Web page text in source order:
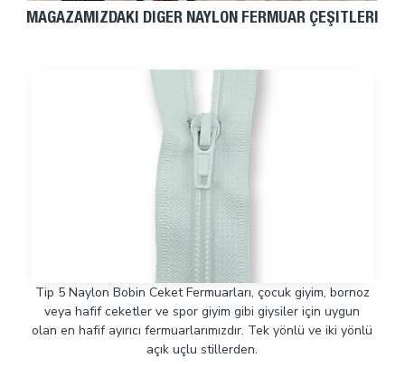
MAĞAZAMIZDAKI DIĞER NAYLON FERMUAR ÇEŞITLERI
Tip 5 Naylon Bobin Ceket Fermuarları, çocuk giyim, bornoz
veya hafif ceketler ve spor giyim gibi giysiler için uygun
olan en hafif ayırıcı fermuarlarımızdır. Tek yönlü ve iki yönlü
açık uçlu stillerden.